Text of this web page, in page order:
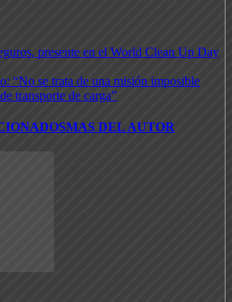
presente en el World Clean Up Day
“No se trata de una misión imposible
transporte de carga”
MAS DEL AUTOR